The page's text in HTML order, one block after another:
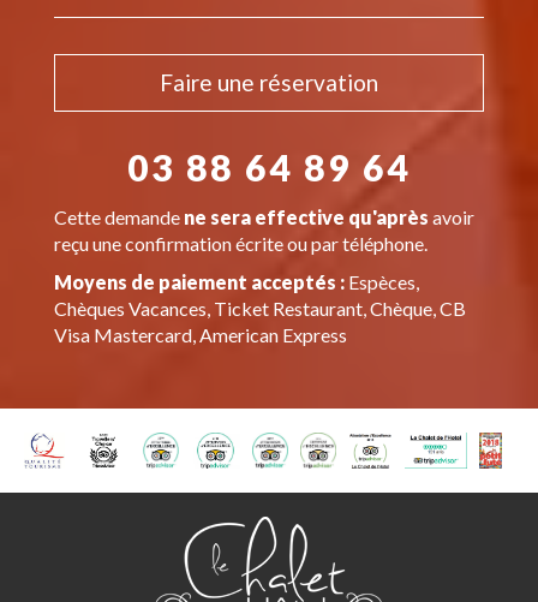
Faire une réservation
03 88 64 89 64
Cette demande ne sera effective qu'après avoir
reçu une confirmation écrite ou par téléphone.
Moyens de paiement acceptés :Espèces,
Chèques Vacances, Ticket Restaurant, Chèque, CB
Visa Mastercard, American Express